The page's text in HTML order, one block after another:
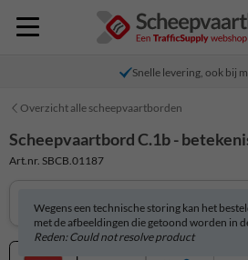
Snelle levering, ook bij
Overzicht alle scheepvaartborden
Scheepvaartbord C.1b -
Art.nr. SBCB.01187
Wegens een technische storing kan het
met de afbeeldingen die getoond worden in
Reden: Could not resolve product